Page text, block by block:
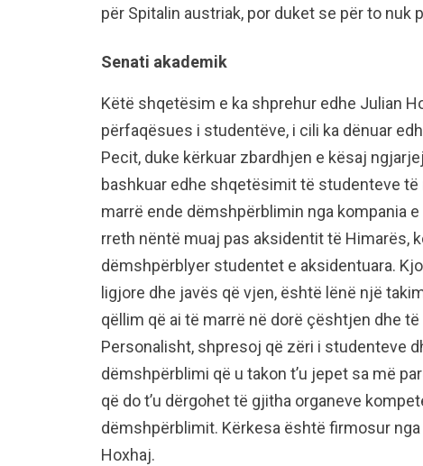
për Spitalin austriak, por duket se për to nuk
Senati akademik
Këtë shqetësim e ka shprehur edhe Julian
përfaqësues i studentëve, i cili ka dënuar
Pecit, duke kërkuar zbardhjen e kësaj
bashkuar edhe shqetësimit të studenteve
marrë ende dëmshpërblimin nga kompania
rreth nëntë muaj pas aksidentit të Himarës,
dëmshpërblyer studentet e aksidentuara.
ligjore dhe javës që vjen, është lënë një
qëllim që ai të marrë në dorë çështjen dhe
Personalisht, shpresoj që zëri i studenteve
dëmshpërblimi që u takon t’u jepet sa më
që do t’u dërgohet të gjitha organeve
dëmshpërblimit. Kërkesa është firmosur
Hoxhaj.